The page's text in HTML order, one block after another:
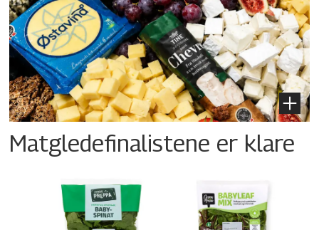
Matgledefinalistene er klare